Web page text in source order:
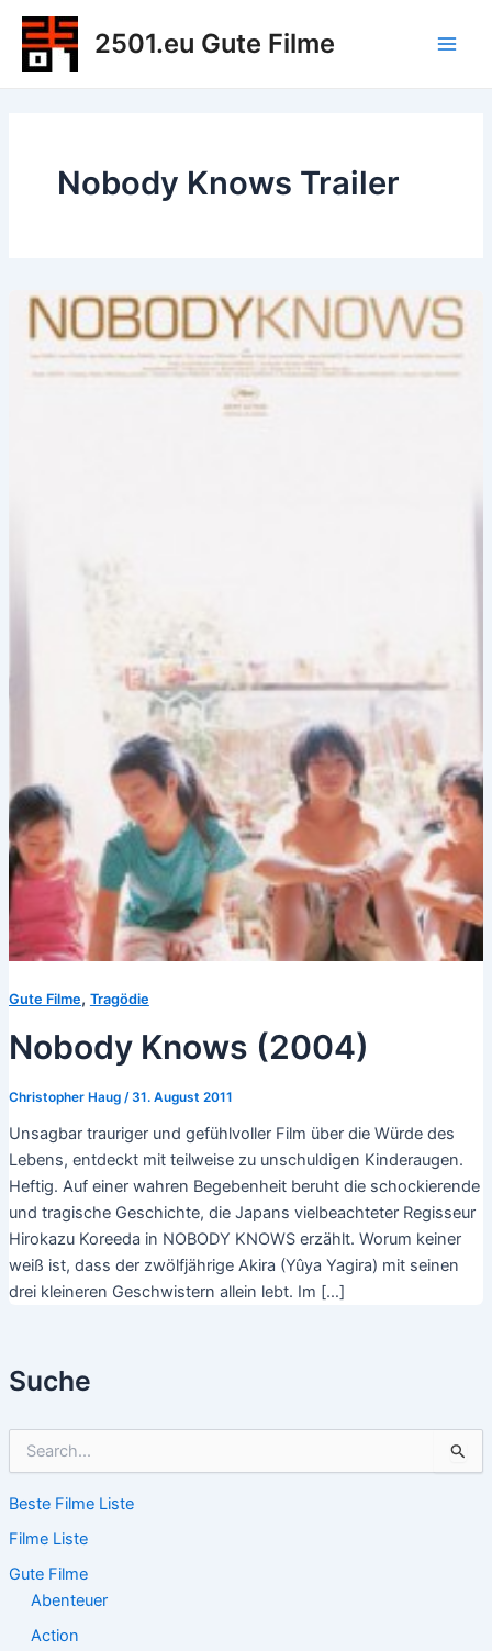
Zum
Inhalt
springen
2501.eu Gute Filme
Suche
h
n
n
Beste Filme Liste
Filme Liste
Gute Filme
Abenteuer
Action
Nobody Knows Trailer
Gute Filme, Tragödie
Nobody Knows (2004)
Christopher Haug /31. August 2011
Unsagbar trauriger und gefühlvoller Film über die Würde des
Lebens, entdeckt mit teilweise zu unschuldigen Kinderaugen.
Heftig. Auf einer wahren Begebenheit beruht die schockierende
und tragische Geschichte, die Japans vielbeachteter Regisseur
Hirokazu Koreeda in NOBODY KNOWS erzählt. Worum keiner
weiß ist, dass der zwölfjährige Akira (Yûya Yagira) mit seinen
drei kleineren Geschwistern allein lebt. Im […]